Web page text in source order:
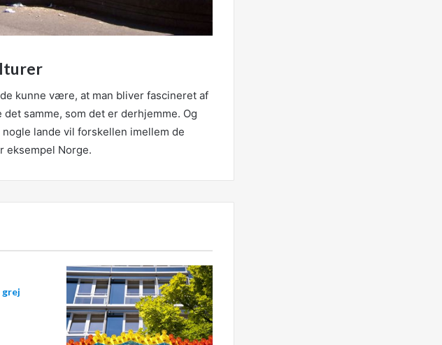
kunne være, at man bliver fascineret af
samme, som det er derhjemme. Og
lande vil forskellen imellem de
eksempel Norge.
grej